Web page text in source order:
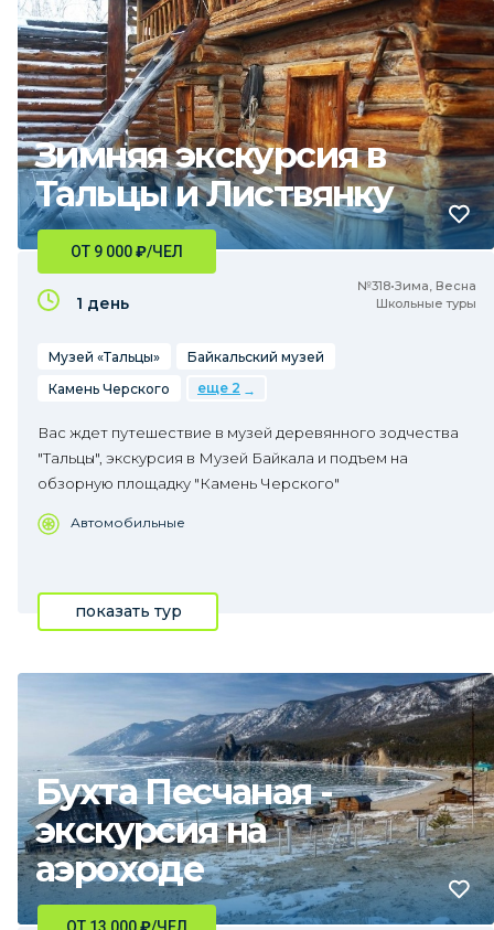
Зимняя экскурсия в
Тальцы и Листвянку
№318•Зима, Весна
Школьные туры
ОТ 9 000₽/ЧЕЛ
1 день
Музей «Тальцы»
Байкальский музей
Камень Черского
еще 2
Вас ждет путешествие в музей деревянного зодчества
"Тальцы", экскурсия в Музей Байкала и подъем на
обзорную площадку "Камень Черского"
Автомобильные
показать тур
Бухта Песчаная -
экскурсия на
аэроходе